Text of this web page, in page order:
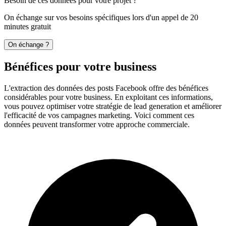
On échange sur vos besoins spécifiques lors d'un appel de 20
minutes gratuit
On échange ?
Bénéfices pour votre business
L'extraction des données des posts Facebook offre des bénéfices
considérables pour votre business. En exploitant ces informations,
vous pouvez optimiser votre stratégie de lead generation et améliorer
l'efficacité de vos campagnes marketing. Voici comment ces
données peuvent transformer votre approche commerciale.